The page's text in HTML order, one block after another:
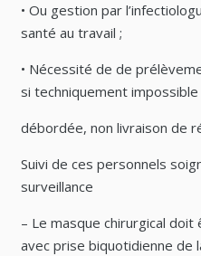
• Ou gestion par
santé au travail ;
• Nécessité de de
si techniquement
débordée, non livraison de
Suivi de ces personnels
surveillance
– Le masque chirurgical
avec prise biquotidienne de